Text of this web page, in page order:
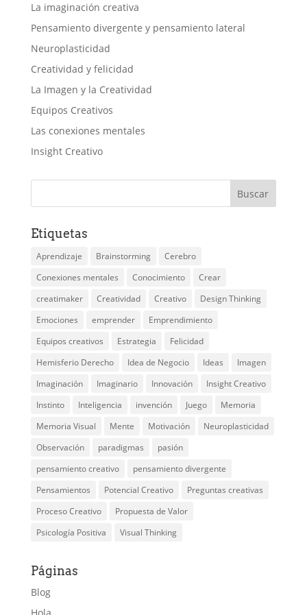
La imaginación creativa
Pensamiento divergente y pensamiento lateral
Neuroplasticidad
Creatividad y felicidad
La Imagen y la Creatividad
Equipos Creativos
Las conexiones mentales
Insight Creativo
Etiquetas
Aprendizaje Brainstorming
Cerebro
Conexiones mentales
Conocimiento
Crear
creatimaker
Creatividad Creativo
Design Thinking
Emociones
emprender
Emprendimiento
Equipos creativos
Estrategia
Felicidad
Hemisferio Derecho
Idea de Negocio Ideas
Imagen
Imaginación
Imaginario Innovación
Insight Creativo
Instinto
Inteligencia invención Juego
Memoria
Memoria Visual
Mente Motivación
Neuroplasticidad
Observación
paradigmas
pasión
pensamiento creativo
pensamiento divergente
Pensamientos
Potencial Creativo
Preguntas creativas
Proceso Creativo
Propuesta de Valor
Psicología Positiva
Visual Thinking
Páginas
Blog